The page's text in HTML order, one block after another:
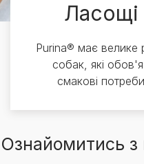
Ласощі
Purina® має велике
собак, які
смакові
Ознайомитись